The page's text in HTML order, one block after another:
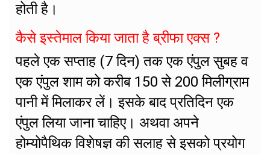
होती है।
कैसे इस्तेमाल किया जाता है ब्रीफा एक्स ?
पहले एक सप्ताह (7 दिन) तक एक एंपुल सुबह व
एक एंपुल शाम को करीब 150 से 200 मिलीग्राम
पानी में मिलाकर लें। इसके बाद प्रतिदिन एक
एंपुल लिया जाना चाहिए। अथवा अपने
होम्योपैथिक विशेषज्ञ की सलाह से इसको प्रयोग